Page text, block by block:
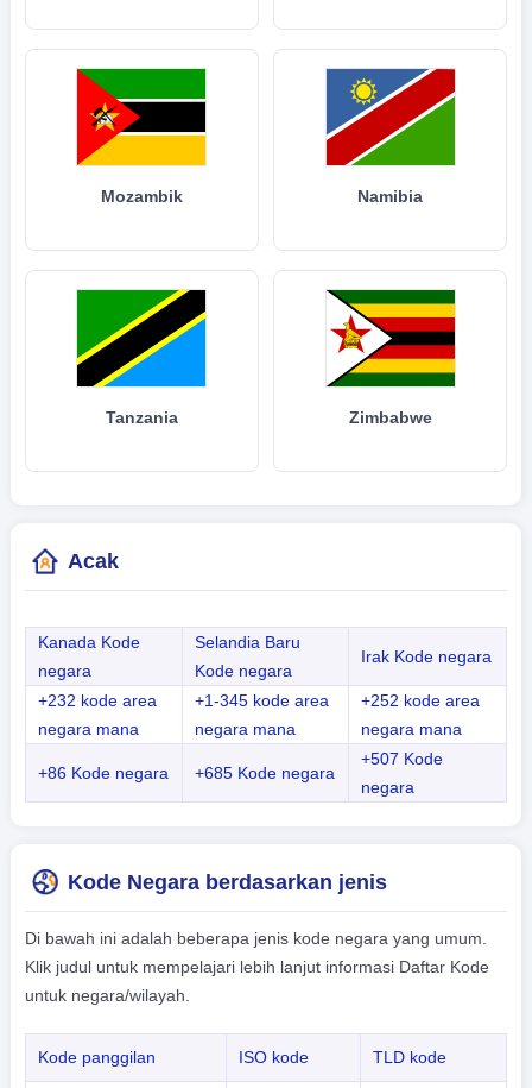
Mozambik Namibia
Tanzania Zimbabwe
Acak
Kanada Kode
negara
Selandia Baru
Kode negara
Irak Kode negara
+232 kode area
negara mana
+1-345 kode area
negara mana
+252 kode area
negara mana
+86 Kode negara +685 Kode negara
+507 Kode
negara
Kode Negara berdasarkan jenis
Di bawah ini adalah beberapa jenis kode negara yang umum.
Klik judul untuk mempelajari lebih lanjut informasi Daftar Kode
untuk negara/wilayah.
Kode panggilan ISO kode TLD kode